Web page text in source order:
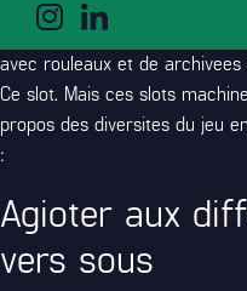
A noter lequel certaines
avec rouleaux et de
Ce slot. Mais ces slots
propos des diversites du jeu
:
Agioter aux
vers sous